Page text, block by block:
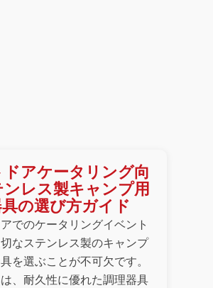
ドアケータリング向
レス製キャンプ用
の選び方ガイド
でのケータリングイベント
なステンレス製のキャンプ
を選ぶことが不可欠です。
、耐久性に優れた調理器具